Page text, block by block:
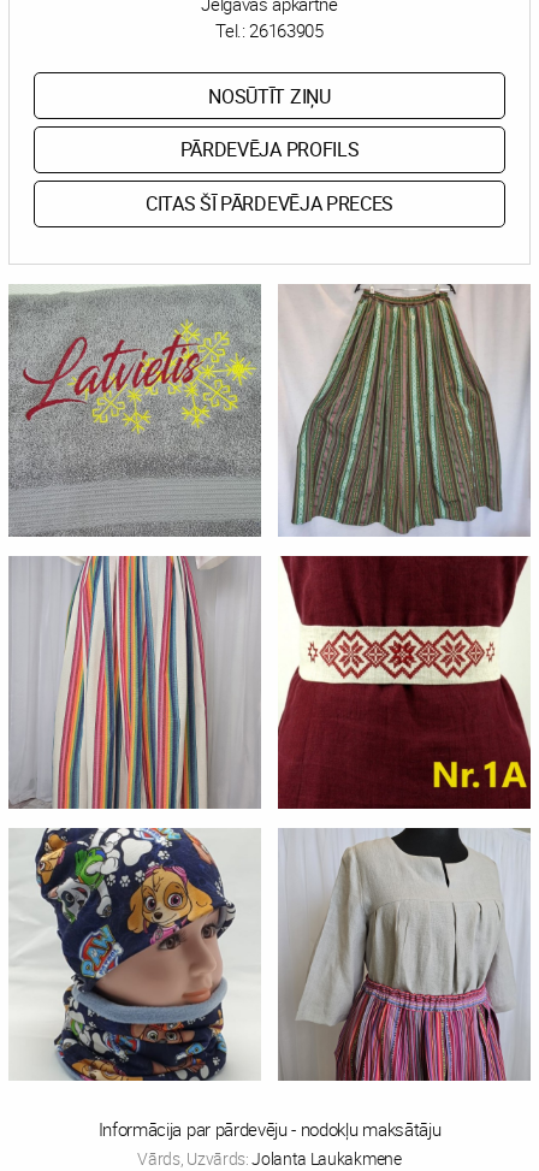
Tel.:26163905
NOSŪTĪT ZIŅU
PĀRDEVĒJA PROFILS
CITAS ŠĪ PĀRDEVĒJA PRECES
Informācija par pārdevēju - nodokļu maksātāju
Vārds, Uzvārds:Jolanta Laukakmene